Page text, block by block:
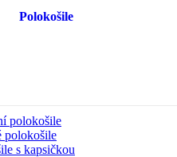
Polokošile
polokošile
polokošile
s kapsičkou